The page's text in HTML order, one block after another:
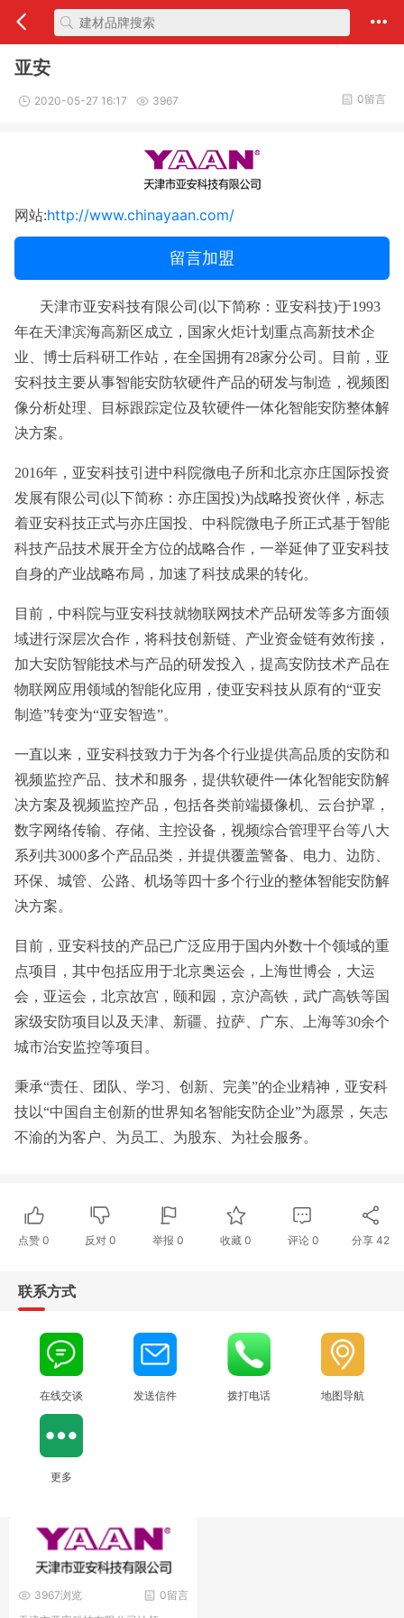
亚安
2020-05-27 16:17 3967 0留言
网站:http://www.chinayaan.com/
留言加盟
天津市亚安科技有限公司(以下简称：亚安科技)于1993
年在天津滨海高新区成立，国家火炬计划重点高新技术企
业、博士后科研工作站，在全国拥有28家分公司。目前，亚
安科技主要从事智能安防软硬件产品的研发与制造，视频图
像分析处理、目标跟踪定位及软硬件一体化智能安防整体解
决方案。
2016年，亚安科技引进中科院微电子所和北京亦庄国际投资
发展有限公司(以下简称：亦庄国投)为战略投资伙伴，标志
着亚安科技正式与亦庄国投、中科院微电子所正式基于智能
科技产品技术展开全方位的战略合作，一举延伸了亚安科技
自身的产业战略布局，加速了科技成果的转化。
目前，中科院与亚安科技就物联网技术产品研发等多方面领
域进行深层次合作，将科技创新链、产业资金链有效衔接，
加大安防智能技术与产品的研发投入，提高安防技术产品在
物联网应用领域的智能化应用，使亚安科技从原有的“亚安
制造”转变为“亚安智造”。
一直以来，亚安科技致力于为各个行业提供高品质的安防和
视频监控产品、技术和服务，提供软硬件一体化智能安防解
决方案及视频监控产品，包括各类前端摄像机、云台护罩，
数字网络传输、存储、主控设备，视频综合管理平台等八大
系列共3000多个产品品类，并提供覆盖警备、电力、边防、
环保、城管、公路、机场等四十多个行业的整体智能安防解
决方案。
目前，亚安科技的产品已广泛应用于国内外数十个领域的重
点项目，其中包括应用于北京奥运会，上海世博会，大运
会，亚运会，北京故宫，颐和园，京沪高铁，武广高铁等国
家级安防项目以及天津、新疆、拉萨、广东、上海等30余个
城市治安监控等项目。
秉承“责任、团队、学习、创新、完美”的企业精神，亚安科
技以“中国自主创新的世界知名智能安防企业”为愿景，矢志
不渝的为客户、为员工、为股东、为社会服务。
点赞 0 反对0 举报 0 收藏 0 评论 0 分享 42
联系方式
在线交谈 发送信件 拨打电话 地图导航
更多
0留言
3967浏览